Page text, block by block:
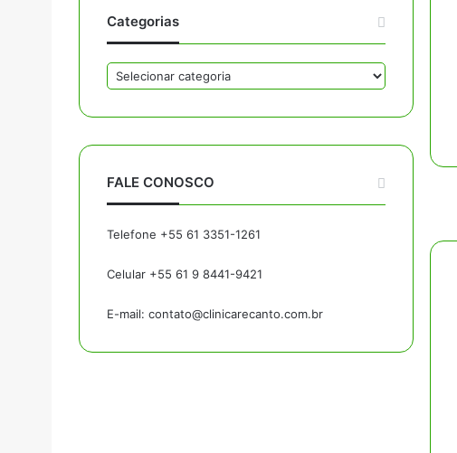
Categorias
C
a
g
r
i
s
FALE CONOSCO
Telefone +55 61 3351-1261
Celular +55 61 9 8441-9421
E-mail: contato@clinicarecanto.com.br